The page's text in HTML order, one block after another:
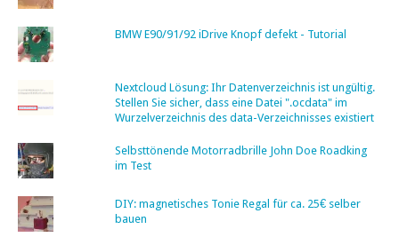
BMW E90/91/92 iDrive Knopf defekt - Tutorial
Nextcloud Lösung: Ihr Datenverzeichnis ist ungültig.
Stellen Sie sicher, dass eine Datei ".ocdata" im
Wurzelverzeichnis des data-Verzeichnisses existiert
Selbsttönende Motorradbrille John Doe Roadking
im Test
DIY: magnetisches Tonie Regal für ca. 25€ selber
bauen